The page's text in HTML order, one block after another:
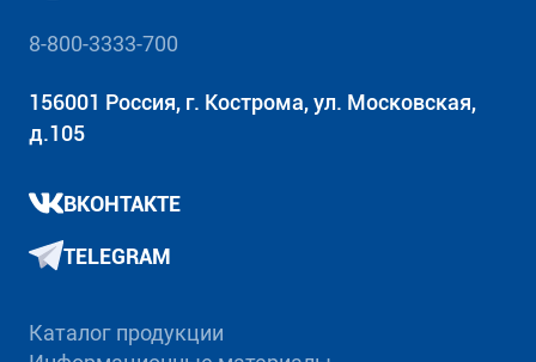
8-800-3333-700
156001 Россия, г. Кострома, ул. Московская,
д.105
ВКОНТАКТЕ
TELEGRAM
Каталог продукции